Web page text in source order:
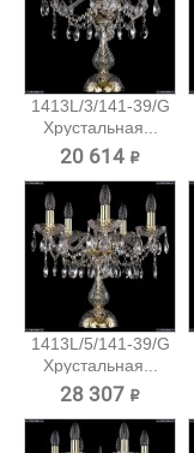
1413L/3/141-39/G
Хрустальная...
20 614 ₽
1413L/5/141-39/G
Хрустальная...
28 307 ₽